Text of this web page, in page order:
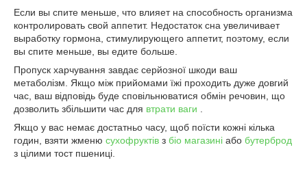
Если вы спите меньше, что влияет на способность организма
контролировать свой аппетит. Недостаток сна увеличивает
выработку гормона, стимулирующего аппетит, поэтому, если
вы спите меньше, вы едите больше.
Пропуск харчування завдає серйозної шкоди ваш
метаболізм. Якщо між прийомами їжі проходить дуже довгий
час, ваш відповідь буде сповільнюватися обмін речовин, що
дозволить збільшити час для втрати ваги
Якщо у вас немає достатньо часу, щоб поїсти кожні кілька
годин, взяти жменю сухофруктів з біо магазині або бутерброд
з цілими тост пшениці.